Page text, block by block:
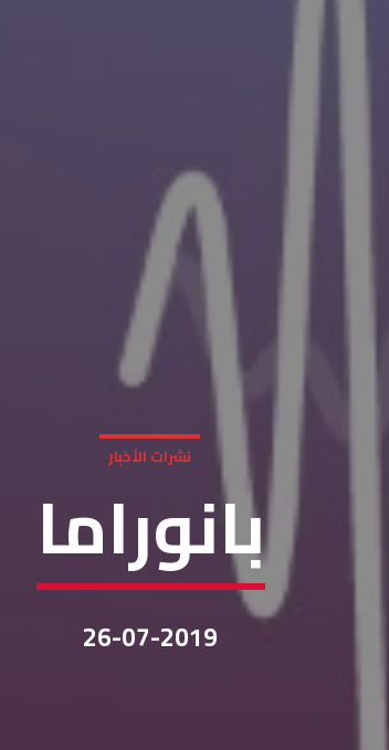
نشرات الأخبار
بانوراما
26-07-2019